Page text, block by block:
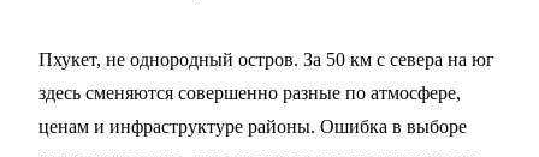
Пхукет, не однородный остров. За 50 км с севера на юг
здесь сменяются совершенно разные по атмосфере,
ценам и инфраструктуре районы. Ошибка в выборе